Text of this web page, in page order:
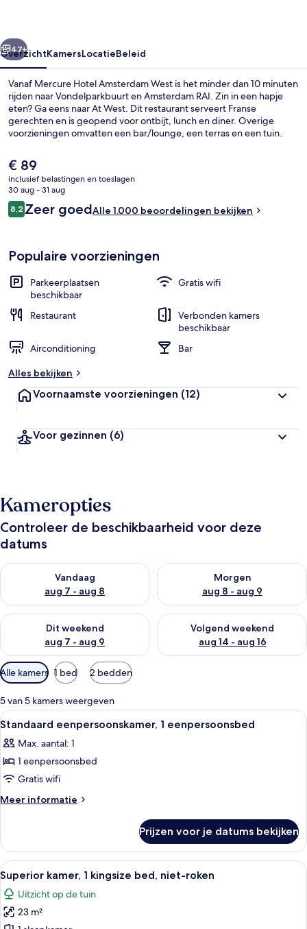
Volgende
47+
OverzichtKamersLocatieBeleid
Vanaf Mercure Hotel Amsterdam West is het minder dan 10 minuten
rijden naar Vondelparkbuurt en Amsterdam RAI. Zin in een hapje
eten? Ga eens naar At West. Dit restaurant serveert Franse
gerechten en is geopend voor ontbijt, lunch en diner. Overige
voorzieningen omvatten een bar/lounge, een terras en een tuin.
De
huidige
prijs
is
€ 89
€ 89
inclusief belastingen en toeslagen
30 aug - 31 aug
Beoordelingen
8,28,2 op 10 –
Zeer goedAlle 1.000 beoordelingen bekijken
Populaire voorzieningen
Parkeerplaatsen
beschikbaar
Gratis wifi
Restaurant
Verbonden kamers
beschikbaar
Airconditioning
Bar
Alles bekijken
Voornaamste voorzieningen (12)
Voor gezinnen (6)
Kameropties
Controleer de beschikbaarheid voor deze
datums
Vandaag
aug 7 - aug 8
De beschikbaarheid controleren voor vanavond aug 7 - aug 8
Morgen
aug 8 - aug 9
De beschikbaarheid
Dit weekend
aug 7 - aug 9
De beschikbaarheid controleren voor dit weekend aug 7 -
Volgend weekend
aug 14 - aug 16
De beschikbaarheid
Beschikbare
filters
voor
kamers
Alle kamers 1 bed 2 bedden
5 van 5 kamers weergeven
Alle
foto's
voor
Standaard
eenpersoonskamer,
1
Een moderne badkamer met een
3
Standaard eenpersoonskamer, 1 eenpersoonsbed
Max. aantal: 1
1 eenpersoonsbed
Gratis wifi
Meer informatie
Meer
eenpersoonskamer,
eenpersoonsbed
Prijzen voor je datums bekijken
Alle
foto's
voor
Superior
Een moderne badkamer met een
8
Superior kamer, 1 kingsize bed, niet-roken
Uitzicht op de tuin
23 m²